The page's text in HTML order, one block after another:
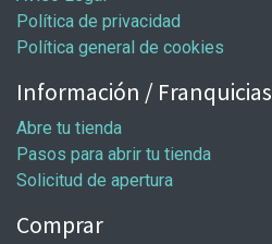
Política de privacidad
Política general de cookies
Información / Franquicias
Abre tu tienda
Pasos para abrir tu tienda
Solicitud de apertura
Comprar